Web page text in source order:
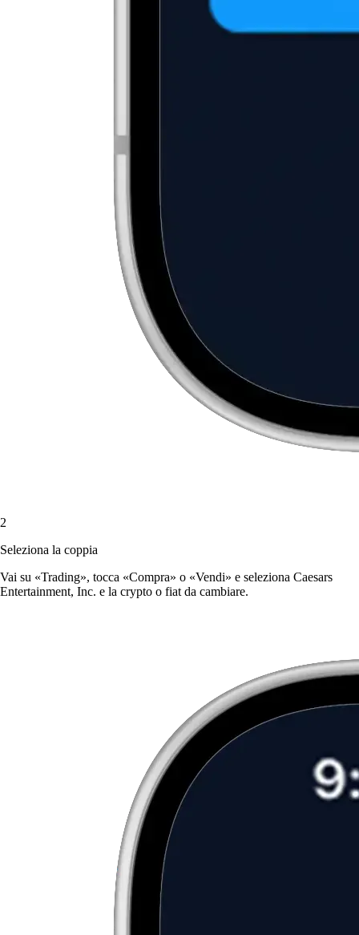
2
Seleziona la coppia
Vai su «Trading», tocca «Compra» o «Vendi» e seleziona Caesars
Entertainment, Inc. e la crypto o fiat da cambiare.